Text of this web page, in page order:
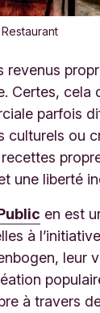
revenus
Certes, cela
parfois
culturels ou
une liberté
en est
à
leur
à travers